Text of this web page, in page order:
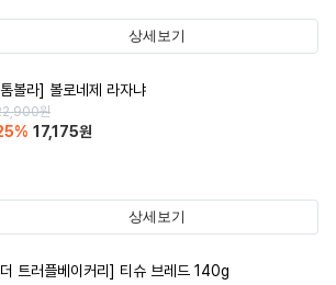
상세보기
볼라] 볼로네제 라자냐
원
% 17,175원
상세보기
트러플베이커리] 티슈 브레드 140g